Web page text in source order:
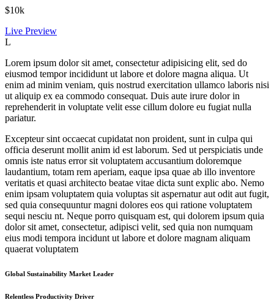
$10k
Live Preview
L
Lorem ipsum dolor sit amet, consectetur adipisicing elit, sed do
eiusmod tempor incididunt ut labore et dolore magna aliqua. Ut
enim ad minim veniam, quis nostrud exercitation ullamco laboris nisi
ut aliquip ex ea commodo consequat. Duis aute irure dolor in
reprehenderit in voluptate velit esse cillum dolore eu fugiat nulla
pariatur.
Excepteur sint occaecat cupidatat non proident, sunt in culpa qui
officia deserunt mollit anim id est laborum. Sed ut perspiciatis unde
omnis iste natus error sit voluptatem accusantium doloremque
laudantium, totam rem aperiam, eaque ipsa quae ab illo inventore
veritatis et quasi architecto beatae vitae dicta sunt explic abo. Nemo
enim ipsam voluptatem quia voluptas sit aspernatur aut odit aut fugit,
sed quia consequuntur magni dolores eos qui ratione voluptatem
sequi nesciu nt. Neque porro quisquam est, qui dolorem ipsum quia
dolor sit amet, consectetur, adipisci velit, sed quia non numquam
eius modi tempora incidunt ut labore et dolore magnam aliquam
quaerat voluptatem
Global Sustainability Market Leader
Relentless Productivity Driver